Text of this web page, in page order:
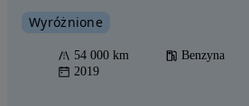
Wyróżnione
54 000 km Benzyna
2019